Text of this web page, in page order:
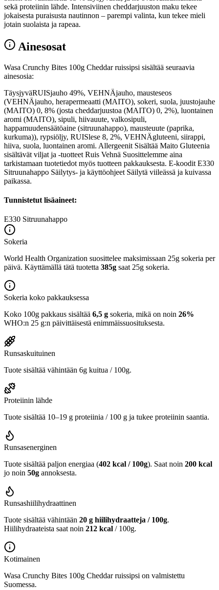
sekä proteiinin lähde. Intensiviinen cheddarjuuston maku tekee
jokaisesta puraisusta nautinnon – parempi valinta, kun tekee mieli
jotain suolaista ja rapeaa.
Ainesosat
Wasa Crunchy Bites 100g Cheddar ruissipsi sisältää seuraavia
ainesosia:
TäysjyväRUISjauho 49%, VEHNÄjauho, mausteseos
(VEHNÄjauho, herapermeaatti (MAITO), sokeri, suola, juustojauhe
(MAITO) 0, 8% (josta cheddarjuustoa (MAITO) 0, 2%), luontainen
aromi (MAITO), sipuli, hiivauute, valkosipuli,
happamuudensäätöaine (sitruunahappo), mausteuute (paprika,
kurkuma)), rypsiöljy, RUISlese 8, 2%, VEHNÄgluteeni, siirappi,
hiiva, suola, luontainen aromi. Allergeenit Sisältää Maito Gluteenia
sisältävät viljat ja -tuotteet Ruis Vehnä Suosittelemme aina
tarkistamaan tuotetiedot myös tuotteen pakkauksesta. E-koodit E330
Sitruunahappo Säilytys- ja käyttöohjeet Säilytä viileässä ja kuivassa
paikassa.
Tunnistetut lisäaineet:
E330 Sitruunahappo
Sokeria
World Health Organization suosittelee maksimissaan 25g sokeria per
päivä. Käyttämällä tätä tuotetta 385g saat 25g sokeria.
Sokeria koko pakkauksessa
Koko 100g pakkaus sisältää 6,5 g sokeria, mikä on noin 26%
WHO:n 25 g:n päivittäisestä enimmäissuosituksesta.
Runsaskuituinen
Tuote sisältää vähintään 6g kuitua / 100g.
Proteiinin lähde
Tuote sisältää 10–19 g proteiinia / 100 g ja tukee proteiinin saantia.
Runsasenerginen
Tuote sisältää paljon energiaa (402 kcal / 100g). Saat noin 200 kcal
jo noin 50g annoksesta.
Runsashiilihydraattinen
Tuote sisältää vähintään 20 g hiilihydraatteja / 100g.
Hiilihydraateista saat noin 212 kcal / 100g.
Kotimainen
Wasa Crunchy Bites 100g Cheddar ruissipsi on valmistettu
Suomessa.